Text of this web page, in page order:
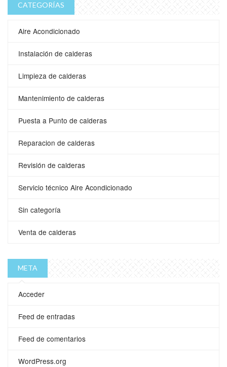
CATEGORÍAS
Aire Acondicionado
Instalación de calderas
Limpieza de calderas
Mantenimiento de calderas
Puesta a Punto de calderas
Reparacion de calderas
Revisión de calderas
Servicio técnico Aire Acondicionado
Sin categoría
Venta de calderas
META
Acceder
Feed de entradas
Feed de comentarios
WordPress.org